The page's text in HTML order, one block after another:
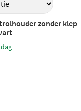
zonder klep